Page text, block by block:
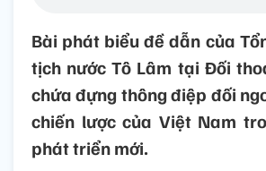
Bài phát biểu đề dẫn của
tịch nước Tô Lâm tại Đối
chứa đựng thông điệp đối
chiến lược của Việt Nam
phát triển mới.